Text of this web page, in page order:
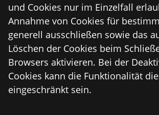
und Cookies nur im Einzelfall
Annahme von Cookies für
generell ausschließen sowie das
Löschen der Cookies beim
Browsers aktivieren. Bei der
Cookies kann die Funktionalität
eingeschränkt sein.